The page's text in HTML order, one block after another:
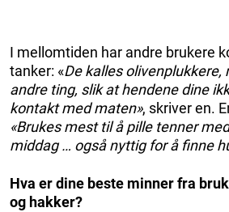
I mellomtiden har andre brukere
tanker: «De kalles olivenplukkere,
andre ting, slik at hendene dine
kontakt med maten», skriver en.
«Brukes mest til å pille tenner
middag … også nyttig for å finne
Hva er dine beste minner fra
og hakker?